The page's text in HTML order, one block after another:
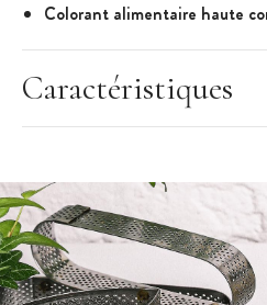
Colorant alimentaire haute
Idéal pour le travail du sucre
Caractéristiques du colorant
Colorant Alimentaire Noir
Autres coloris disponibles de
Rouge Fraise, Vert Pomme,
Citron, Brun Caramel, et Cassis.
Composition : Eau 98%,
0,57%, bleu brillant
Caractéristiques